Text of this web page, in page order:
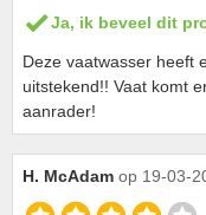
Ja, ik beveel dit
Deze vaatwasser heeft
uitstekend!! Vaat komt
aanrader!
H. McAdam op 19-03-